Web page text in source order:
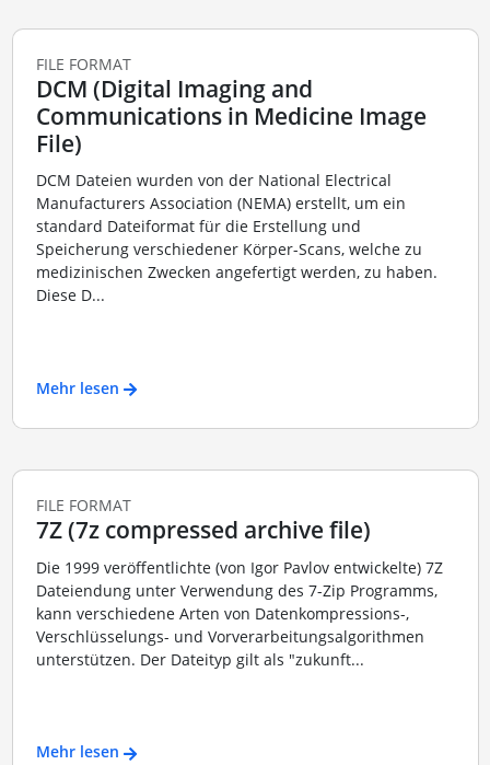
FILE FORMAT
DCM (Digital Imaging and
Communications in Medicine Image
File)
DCM Dateien wurden von der National Electrical
Manufacturers Association (NEMA) erstellt, um ein
standard Dateiformat für die Erstellung und
Speicherung verschiedener Körper-Scans, welche zu
medizinischen Zwecken angefertigt werden, zu haben.
Diese D...
Mehr lesen
FILE FORMAT
7Z (7z compressed archive file)
Die 1999 veröffentlichte (von Igor Pavlov entwickelte) 7Z
Dateiendung unter Verwendung des 7-Zip Programms,
kann verschiedene Arten von Datenkompressions-,
Verschlüsselungs- und Vorverarbeitungsalgorithmen
unterstützen. Der Dateityp gilt als "zukunft...
Mehr lesen